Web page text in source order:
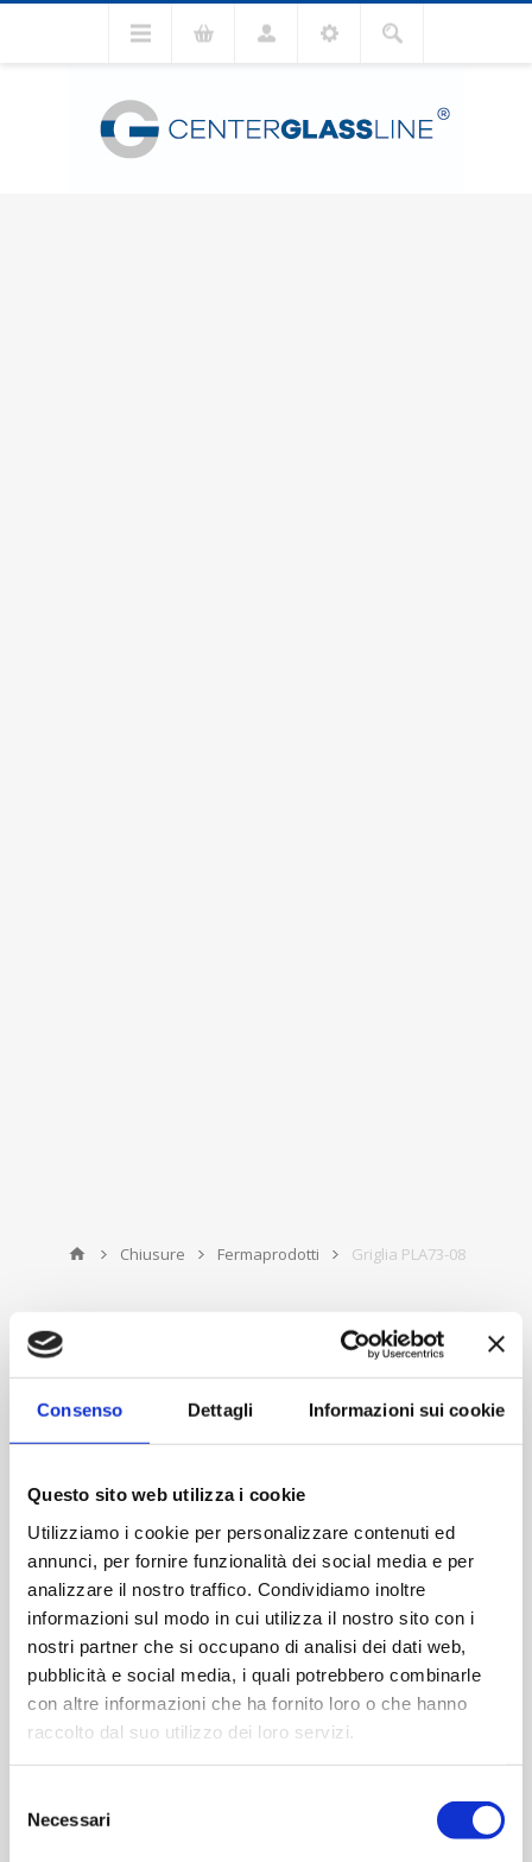
Consenso Dettagli Informazioni sui cookie
Questo sito web utilizza i cookie
Utilizziamo i cookie per personalizzare contenuti ed
annunci, per fornire funzionalità dei social media e per
analizzare il nostro traffico. Condividiamo inoltre
informazioni sul modo in cui utilizza il nostro sito con i
nostri partner che si occupano di analisi dei dati web,
pubblicità e social media, i quali potrebbero combinarle
con altre informazioni che ha fornito loro o che hanno
raccolto dal suo utilizzo dei loro servizi.
delNecessari
Chiusure Fermaprodotti Griglia PLA73-08
Griglia PLA73-08